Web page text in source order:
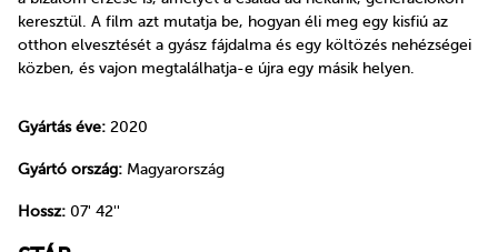
keresztül. A film azt mutatja be, hogyan éli meg egy kisfiú az
otthon elvesztését a gyász fájdalma és egy költözés nehézségei
közben, és vajon megtalálhatja-e újra egy másik helyen.
Gyártás éve: 2020
Gyártó ország: Magyarország
Hossz: 07' 42''